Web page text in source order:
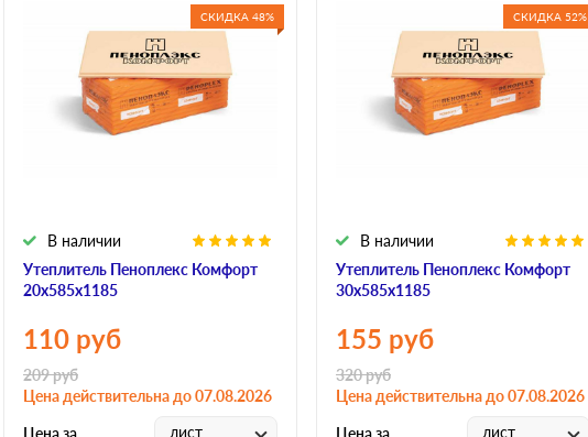
СКИДКА 48%
Утеплитель Пеноплекс Комфорт
20х585х1185
В наличии
110 руб
209руб
Цена действительна до 07.08.2026
Цена за лист
СКИДКА 52%
Утеплитель Пеноплекс Комфорт
30х585х1185
В наличии
155 руб
320руб
Цена действительна до 07.08.2026
Цена за лист